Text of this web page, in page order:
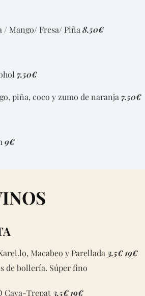
Mango/ Fresa/ Piña 8.50€
7.50€
piña, coco y zumo de naranja 7.50€
9€
Macabeo y Parellada 3.5€ 19€
de bollería. Súper fino
Cava-Trepat 3.5€ 19€